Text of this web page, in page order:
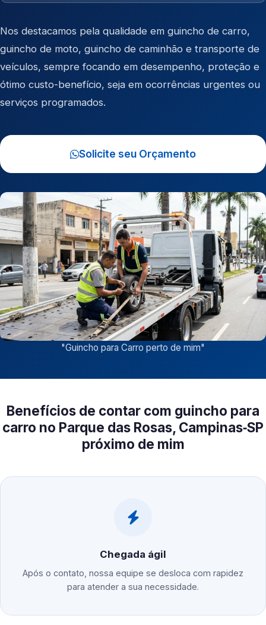
Nos destacamos pela qualidade em guincho de carro,
guincho de moto, guincho de caminhão e transporte de
veículos, sempre focando em desempenho, proteção e
ótimo custo-benefício, seja em ocorrências urgentes ou
serviços programados.
Solicite seu Orçamento
"Guincho para Carro perto de mim"
Benefícios de contar com guincho para
carro no Parque das Rosas, Campinas‑SP
próximo de mim
Chegada ágil
Após o contato, nossa equipe se desloca com rapidez
para atender a sua necessidade.